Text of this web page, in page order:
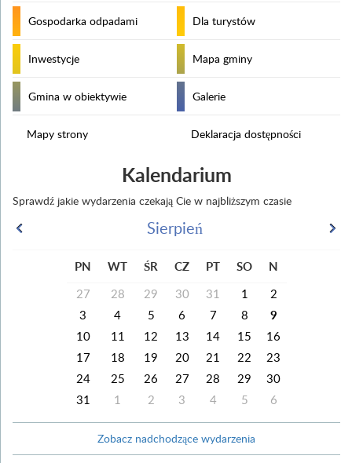
Gospodarka odpadami Dla turystów
Inwestycje Mapa gminy
Gmina w obiektywie Galerie
Mapy strony Deklaracja dostępności
Kalendarium
Sprawdź jakie wydarzenia czekają Cie w najbliższym czasie
Sierpień
PN WT ŚR CZ PT SO N
27 28 29 30 31 1
2
3
4 5 6 7 8 9
10 11 12 13 14 15
16
17
18 19 20 21 22
23
24
25 26 27 28 29
30
31
1 2 3 4 5 6
Zobacz nadchodzące wydarzenia